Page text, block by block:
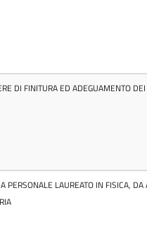
DI FINITURA ED ADEGUAMENTO
LAUREATO IN FISICA,